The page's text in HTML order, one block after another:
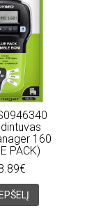
160
PACK)